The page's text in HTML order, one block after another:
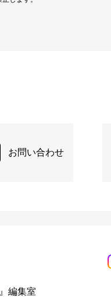
お問い合わせ
編集室